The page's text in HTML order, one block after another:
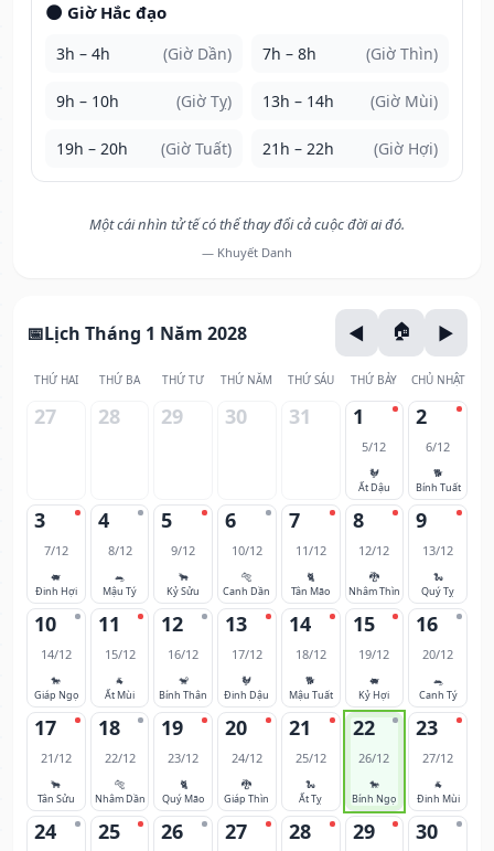
🌑 Giờ Hắc đạo
3h – 4h (Giờ Dần) 7h – 8h (Giờ Thìn)
9h – 10h (Giờ Tỵ) 13h – 14h (Giờ Mùi)
19h – 20h (Giờ Tuất) 21h – 22h (Giờ Hợi)
Một cái nhìn tử tế có thể thay đổi cả cuộc đời ai đó.
— Khuyết Danh
Lịch Tháng 1 Năm 2028
THỨ HAI THỨ BA THỨ TƯ THỨ NĂM THỨ SÁU THỨ BẢY CHỦ NHẬT
27 28 29 30 31 1
5/12
🐓
Ất Dậu
2
6/12
🐕
Bính Tuất
3
7/12
🐖
Đinh Hợi
4
8/12
🐀
Mậu Tý
5
9/12
🐂
Kỷ Sửu
6
10/12
🐅
Canh Dần
7
11/12
🐈
Tân Mão
8
12/12
🐉
Nhâm Thìn
9
13/12
🐍
Quý Tỵ
10
14/12
🐎
Giáp Ngọ
11
15/12
🐐
Ất Mùi
12
16/12
🐒
Bính Thân
13
17/12
🐓
Đinh Dậu
14
18/12
🐕
Mậu Tuất
15
19/12
🐖
Kỷ Hợi
16
20/12
🐀
Canh Tý
17
21/12
🐂
Tân Sửu
18
22/12
🐅
Nhâm Dần
19
23/12
🐈
Quý Mão
20
24/12
🐉
Giáp Thìn
21
25/12
🐍
Ất Tỵ
22
26/12
🐎
Bính Ngọ
23
27/12
🐐
Đinh Mùi
24 25 26 27 28 29 30